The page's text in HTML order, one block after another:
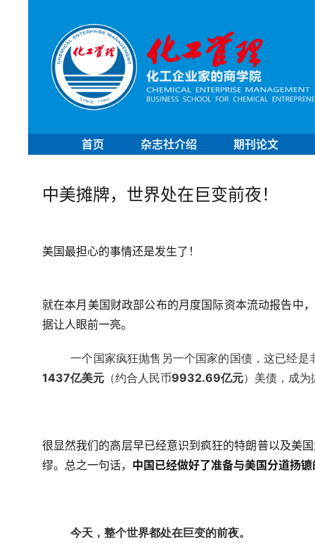
首页 杂志社介绍 期刊论文
中美摊牌，世界处在巨变前夜！
美国最担心的事情还是发生了！
就在本月美国财政部公布的月度国际资本流动报告中
据让人眼前一亮。
一个国家疯狂抛售另一个国家的国债，这已经
1437亿美元 （约合人民币9932.69亿元）美债，成
很显然我们的高层早已经意识到疯狂的特朗普以及美
缪。总之一句话， 中国已经做好了准备与美国分道扬
今天，整个世界都处在巨变的前夜。